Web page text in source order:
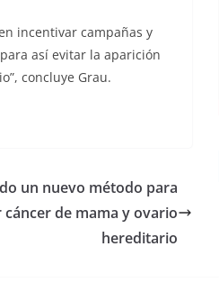
incentivar campañas y
así evitar la aparición
concluye Grau.
un nuevo método para
de mama y ovario
hereditario